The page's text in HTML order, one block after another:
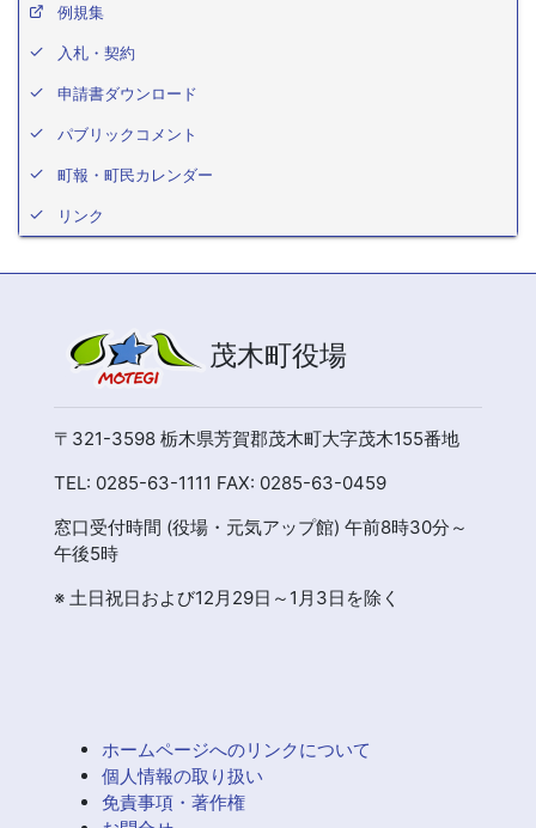
例規集
入札・契約
申請書ダウンロード
パブリックコメント
町報・町民カレンダー
リンク
茂木町役場
〒321-3598 栃木県芳賀郡茂木町大字茂木155番地
TEL: 0285-63-1111 FAX: 0285-63-0459
窓口受付時間 (役場・元気アップ館) 午前8時30分～
午後5時
※ 土日祝日および12月29日～1月3日を除く
ホームページへのリンクについて
個人情報の取り扱い
免責事項・著作権